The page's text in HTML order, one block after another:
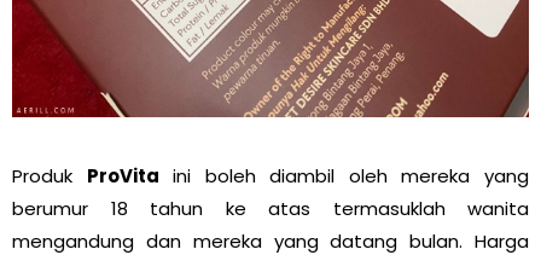
Produk ProVita ini boleh diambil oleh mereka yang
berumur 18 tahun ke atas termasuklah wanita
mengandung dan mereka yang datang bulan. Harga